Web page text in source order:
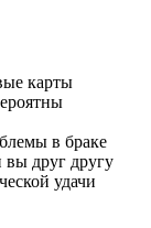
карты
в браке
вы друг другу
удачи